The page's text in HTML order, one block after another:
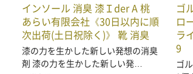
インソール 消臭 漆Ｉder A 桃
あらい有限会社《30日以内に順
次出荷(土日祝除く)》 靴 消臭
漆の力を生かした新しい発想の消臭
剤 漆の力を生かした新しい発…
ゴ
ロ
ラ
9
ゴ